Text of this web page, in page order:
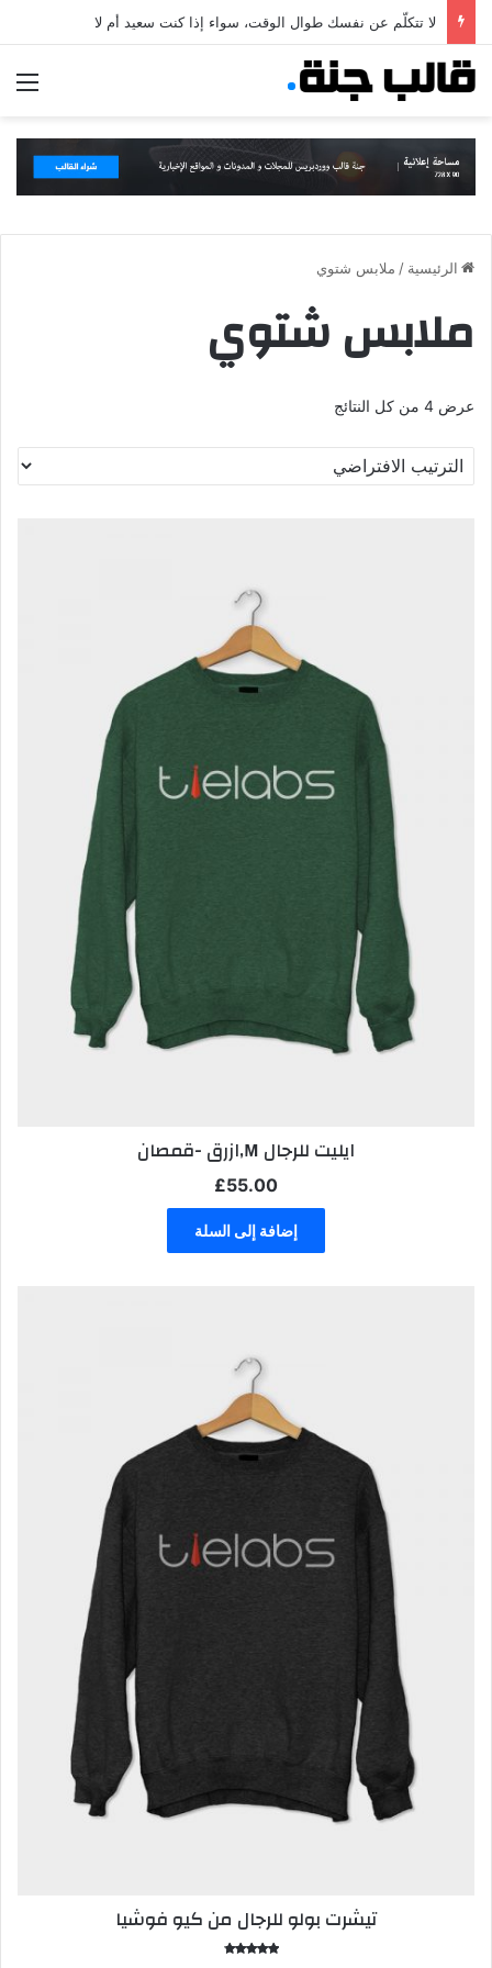
لا تتكلّم عن نفسك طوال الوقت، سواء إذا كنت سعيد أم لا
الرئيسية / ملابس شتوي
ملابس شتوي
عرض ⁦4⁩ من كل النتائج
ايليت للرجال M,ازرق -قمصان
£55.00
إضافة إلى السلة
تيشرت بولو للرجال من كيو فوشيا